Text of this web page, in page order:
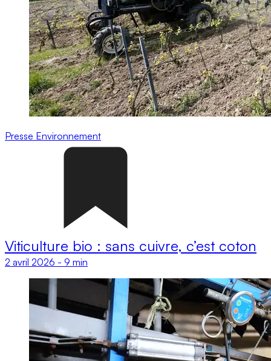
Presse Environnement
Viticulture bio : sans cuivre, c’est coton
2 avril 2026 - 9 min